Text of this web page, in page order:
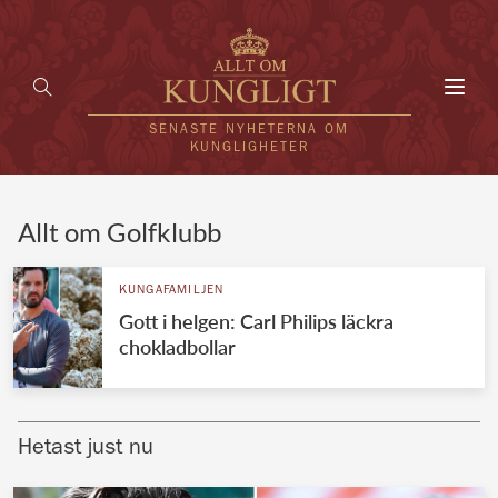
SENASTE NYHETERNA OM
KUNGLIGHETER
UTLÄNDSKT
VÄRLDENS KUNGAHUS
Brittiska kungahuset
Allt om Golfklubb
KUNGAFAMILJEN
Gott i helgen: Carl Philips läckra
chokladbollar
Hetast just nu